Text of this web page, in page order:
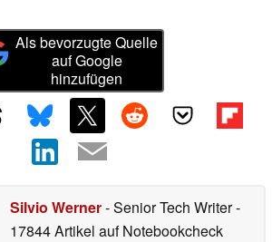
Als bevorzugte Quelle
auf Google
hinzufügen
Silvio Werner- Senior Tech Writer-
17844 Artikel auf Notebookcheck